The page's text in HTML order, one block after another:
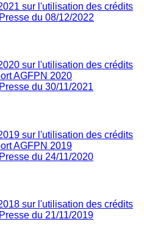
sur l'utilisation des crédits
du 08/12/2022
sur l'utilisation des crédits
AGFPN 2020
du 30/11/2021
sur l'utilisation des crédits
AGFPN 2019
du 24/11/2020
sur l'utilisation des crédits
du 21/11/2019